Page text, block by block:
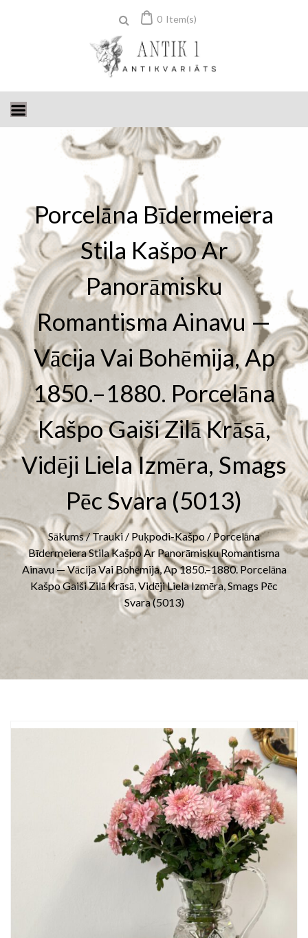
0 Item(s)
Porcelāna Bīdermeiera
Stila Kašpo Ar
Panorāmisku
Romantisma Ainavu —
Vācija Vai Bohēmija, Ap
1850.–1880. Porcelāna
Kašpo Gaiši Zilā Krāsā,
Vidēji Liela Izmēra, Smags
Pēc Svara (5013)
Sākums/Trauki/ Puķpodi-Kašpo/ Porcelāna
Bīdermeiera Stila Kašpo Ar Panorāmisku Romantisma
Ainavu — Vācija Vai Bohēmija, Ap 1850.–1880. Porcelāna
Kašpo Gaiši Zilā Krāsā, Vidēji Liela Izmēra, Smags Pēc
Svara (5013)